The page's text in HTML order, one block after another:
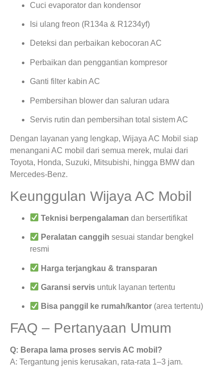
Cuci evaporator dan kondensor
Isi ulang freon (R134a & R1234yf)
Deteksi dan perbaikan kebocoran AC
Perbaikan dan penggantian kompresor
Ganti filter kabin AC
Pembersihan blower dan saluran udara
Servis rutin dan pembersihan total sistem AC
Dengan layanan yang lengkap, Wijaya AC Mobil siap
menangani AC mobil dari semua merek, mulai dari
Toyota, Honda, Suzuki, Mitsubishi, hingga BMW dan
Mercedes-Benz.
Keunggulan Wijaya AC Mobil
Teknisi berpengalaman dan bersertifikat
Peralatan canggih sesuai standar bengkel
resmi
Harga terjangkau & transparan
Garansi servis untuk layanan tertentu
Bisa panggil ke rumah/kantor (area tertentu)
FAQ – Pertanyaan Umum
Q: Berapa lama proses servis AC mobil?
A: Tergantung jenis kerusakan, rata-rata 1–3 jam.